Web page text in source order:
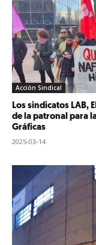
Acción Sindical
Los sindicatos LAB,
de la patronal para
Gráficas
2025-03-14